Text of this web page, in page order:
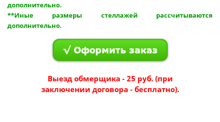
дополнительно.​
**Иные размеры стеллажей рассчитываются
дополнительно.
Выезд обмерщика - 25 руб. (при
заключении договора - бесплатно).